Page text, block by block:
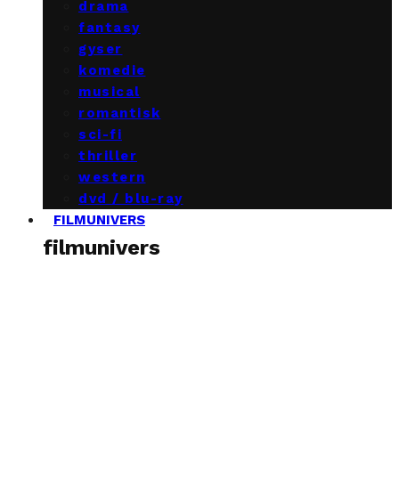
drama
fantasy
gyser
komedie
musical
romantisk
sci-fi
thriller
western
dvd / blu-ray
FILMUNIVERS
filmunivers